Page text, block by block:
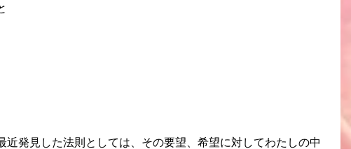
近発見した法則としては、その要望、希望に対してわたしの中